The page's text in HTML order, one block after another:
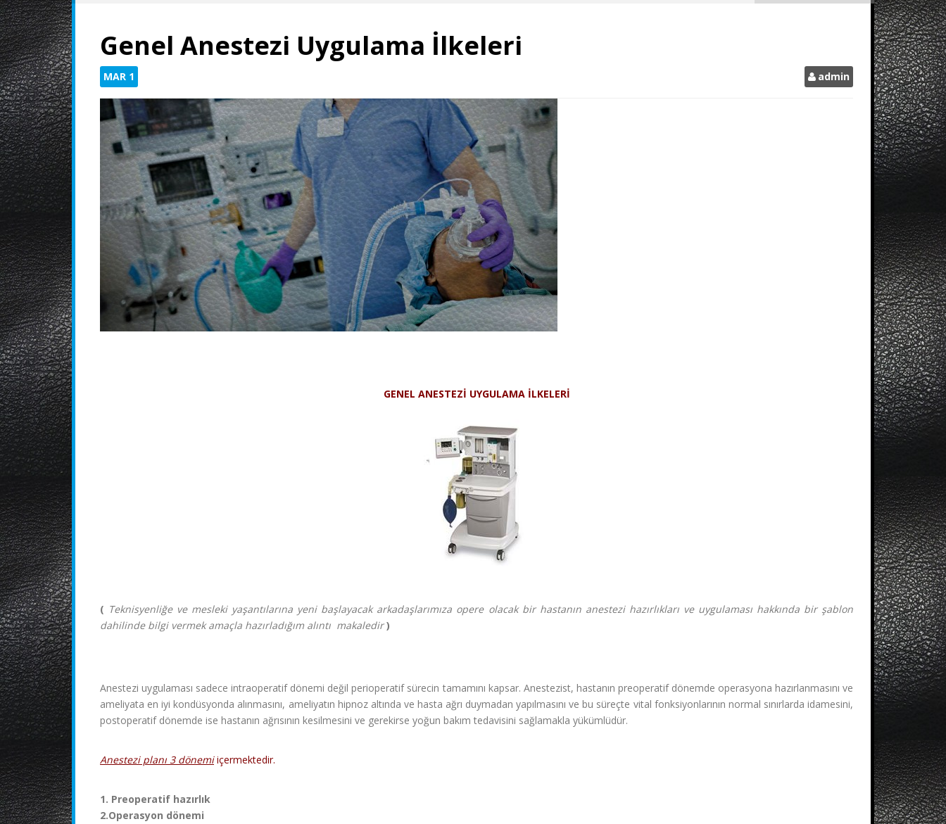
Genel Anestezi Uygulama İlkeleri
MAR 1 admin
GENEL ANESTEZİ UYGULAMA İLKELERİ
( Teknisyenliğe ve mesleki yaşantılarına yeni başlayacak arkadaşlarımıza opere olacak bir hastanın anestezi hazırlıkları ve uygulaması hakkında bir şablon
dahilinde bilgi vermek amaçla hazırladığım alıntı makaledir)
Anestezi uygulaması sadece intraoperatif dönemi değil perioperatif sürecin tamamını kapsar. Anestezist, hastanın preoperatif dönemde operasyona hazırlanmasını ve
ameliyata en iyi kondüsyonda alınmasını, ameliyatın hipnoz altında ve hasta ağrı duymadan yapılmasını ve bu süreçte vital fonksiyonlarının normal sınırlarda idamesini,
postoperatif dönemde ise hastanın ağrısının kesilmesini ve gerekirse yoğun bakım tedavisini sağlamakla yükümlüdür.
Anestezi planı 3 dönemiiçermektedir.
1. Preoperatif hazırlık
2.Operasyon dönemi